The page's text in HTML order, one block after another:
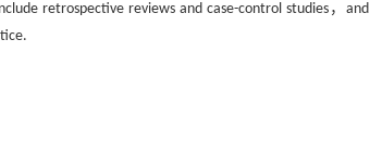
retrospective reviews and case-control studies，and